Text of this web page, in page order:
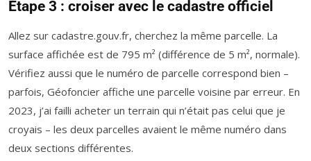
Étape 3 : croiser avec le cadastre officiel
Allez sur cadastre.gouv.fr, cherchez la même parcelle. La
surface affichée est de 795 m² (différence de 5 m², normale).
Vérifiez aussi que le numéro de parcelle correspond bien –
parfois, Géofoncier affiche une parcelle voisine par erreur. En
2023, j’ai failli acheter un terrain qui n’était pas celui que je
croyais – les deux parcelles avaient le même numéro dans
deux sections différentes.